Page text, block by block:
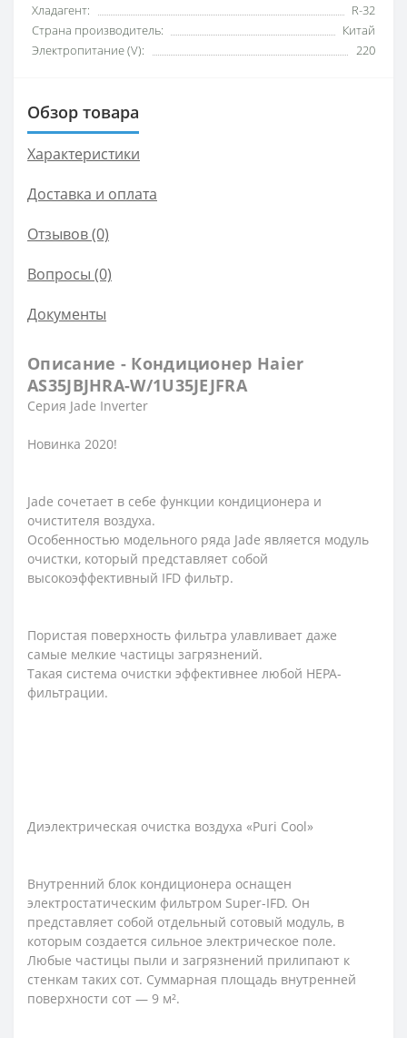
Хладагент:
R-32
Страна производитель:
Китай
Электропитание (V):
220
Обзор товара
Характеристики
Доставка и оплата
Отзывов (0)
Вопросы (0)
Документы
Описание - Кондиционер Haier
AS35JBJHRA-W/1U35JEJFRA
Серия Jade Inverter
Новинка 2020!
Jade сочетает в себе функции кондиционера и
очистителя воздуха.
Особенностью модельного ряда Jade является модуль
очистки, который представляет собой
высокоэффективный IFD фильтр.
Пористая поверхность фильтра улавливает даже
самые мелкие частицы загрязнений.
Такая система очистки эффективнее любой HEPA-
фильтрации.
Диэлектрическая очистка воздуха «Puri Cool»
Внутренний блок кондиционера оснащен
электростатическим фильтром Super-IFD. Он
представляет собой отдельный сотовый модуль, в
которым создается сильное электрическое поле.
Любые частицы пыли и загрязнений прилипают к
стенкам таких сот. Суммарная площадь внутренней
поверхности сот — 9 м².